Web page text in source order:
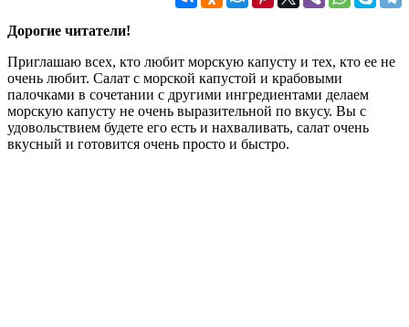
Дорогие читатели!
Приглашаю всех, кто любит морскую капусту и тех, кто ее не
очень любит. Салат с морской капустой и крабовыми
палочками в сочетании с другими ингредиентами делаем
морскую капусту не очень выразительной по вкусу. Вы с
удовольствием будете его есть и нахваливать, салат очень
вкусный и готовится очень просто и быстро.